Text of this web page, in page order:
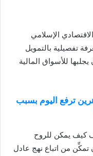
المنتدى الاقتصادي الإسلامي
تفصيلية بالتمويل
للأسواق المالية
ترفع اليوم بسبب
كيف يمكن للروح
تمكِّن من اتباع نهج عادل